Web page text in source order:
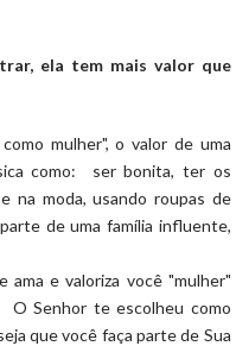
ela tem mais valor que
mulher", o valor de uma
como: ser bonita, ter os
na moda, usando roupas de
de uma família influente,
e valoriza você "mulher"
O Senhor te escolheu como
que você faça parte de Sua